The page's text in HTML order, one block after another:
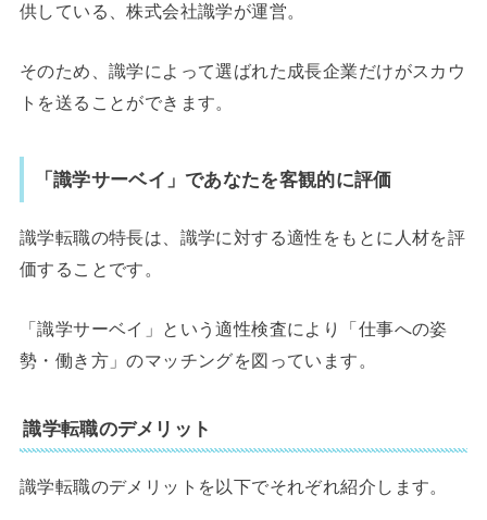
供している、株式会社識学が運営。
そのため、識学によって選ばれた成長企業だけがスカウ
トを送ることができます。
「識学サーベイ」であなたを客観的に評価
識学転職の特長は、識学に対する適性をもとに人材を評
価することです。
「識学サーベイ」という適性検査により「仕事への姿
勢・働き方」のマッチングを図っています。
識学転職のデメリット
識学転職のデメリットを以下でそれぞれ紹介します。